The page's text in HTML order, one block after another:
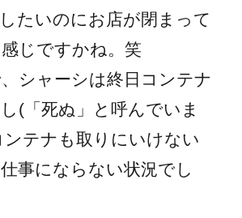
たいのにお店が閉まって
じですかね。笑
シャーシは終日コンテナ
(「死ぬ」と呼んでいま
テナも取りにいけない
事にならない状況でし